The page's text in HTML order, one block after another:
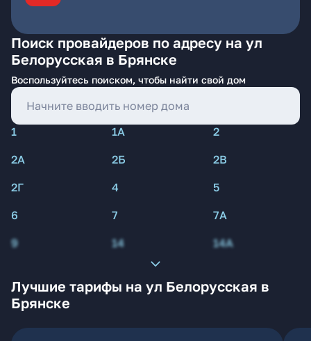
Поиск провайдеров по адресу на ул
Белорусская в Брянске
Воспользуйтесь поиском, чтобы найти свой дом
1 1А
2
2А
2Б
2В
2Г
4
5
6
7
7А
9
14 14А
Лучшие тарифы на ул Белорусская в
Брянске